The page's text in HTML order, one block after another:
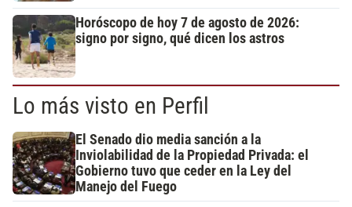
Horóscopo de hoy 7 de agosto de 2026:
signo por signo, qué dicen los astros
Lo más visto en Perfil
El Senado dio media sanción a la
Inviolabilidad de la Propiedad Privada: el
Gobierno tuvo que ceder en la Ley del
Manejo del Fuego